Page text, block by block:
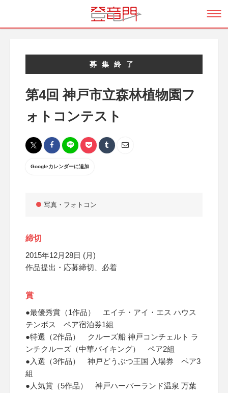
募集終了
第4回 神戸市立森林植物園フ
ォトコンテスト
Googleカレンダーに追加
写真・フォトコン
締切
2015年12月28日 (月)
作品提出・応募締切、必着
賞
●最優秀賞（1作品） エイチ・アイ・エス ハウス
テンボス ペア宿泊券1組
●特選（2作品） クルーズ船 神戸コンチェルト ラ
ンチクルーズ（中華バイキング） ペア2組
●入選（3作品） 神戸どうぶつ王国 入場券 ペア3
組
●人気賞（5作品） 神戸ハーバーランド温泉 万葉